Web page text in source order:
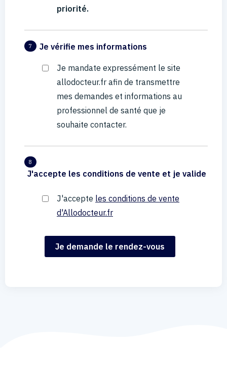
priorité.
7 Je vérifie mes informations
Je mandate expressément le site
allodocteur.fr afin de transmettre
mes demandes et informations au
professionnel de santé que je
souhaite contacter.
8
J'accepte les conditions de vente et je valide
J'accepte les conditions de vente
d'Allodocteur.fr